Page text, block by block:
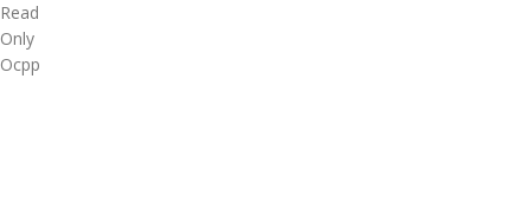
Read
Only
Ocpp